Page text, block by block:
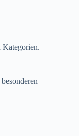
Kategorien.